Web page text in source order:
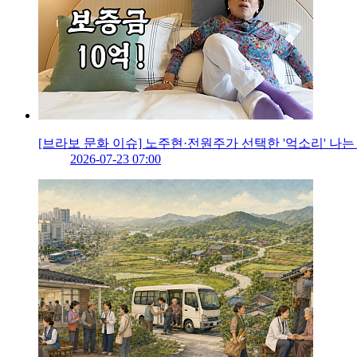
[브라보 문화 이슈] 노주현·전원주가 선택한 '억소리' 나
2026-07-23 07:00